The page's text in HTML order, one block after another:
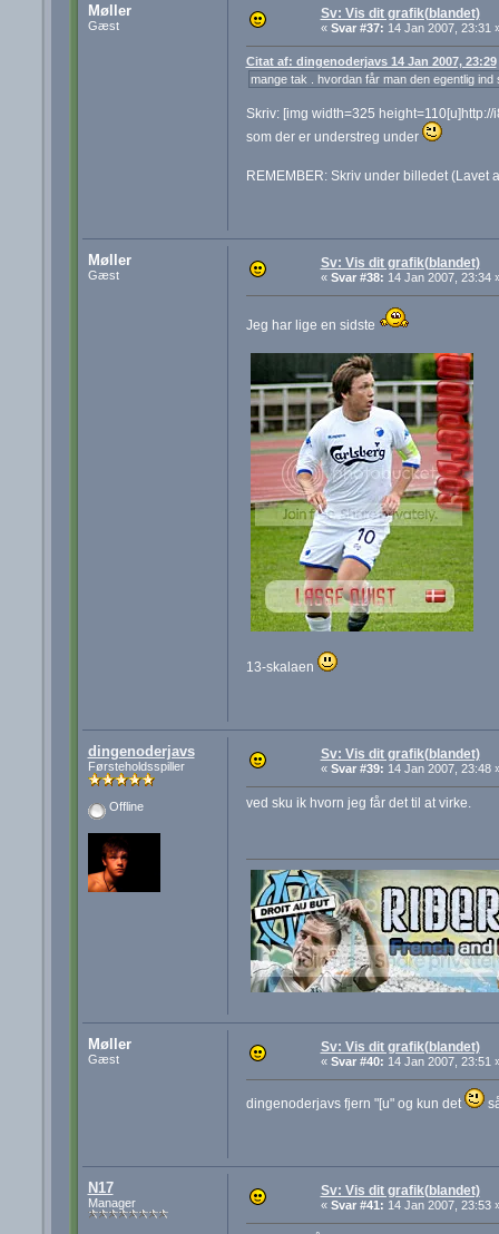
Møller
Gæst
Sv: Vis dit grafik(blandet)
« Svar #37: 14 Jan 2007, 23:31
Citat af: dingenoderjavs 14 Jan 2007, 23:29
mange tak . hvordan får man den egentlig ind
Skriv: [img width=325
som der er understreg under
REMEMBER: Skriv under billedet (Lavet
Møller
Gæst
Sv: Vis dit grafik(blandet)
« Svar #38: 14 Jan 2007, 23:34
Jeg har lige en sidste
13-skalaen
dingenoderjavs
Førsteholdsspiller
Offline
Sv: Vis dit grafik(blandet)
« Svar #39: 14 Jan 2007, 23:48
ved sku ik hvorn jeg får det til at virke.
Møller
Gæst
Sv: Vis dit grafik(blandet)
« Svar #40: 14 Jan 2007, 23:51
dingenoderjavs fjern "[u" og kun det
N17
Manager
Sv: Vis dit grafik(blandet)
« Svar #41: 14 Jan 2007, 23:53